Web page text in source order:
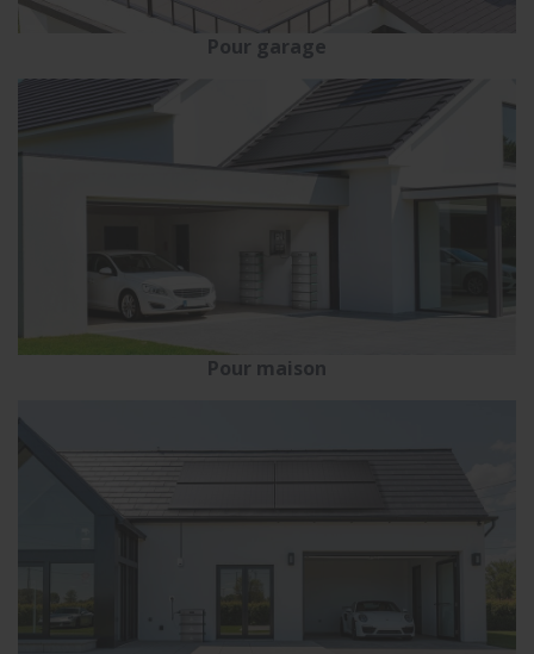
Pour garage
Pour maison